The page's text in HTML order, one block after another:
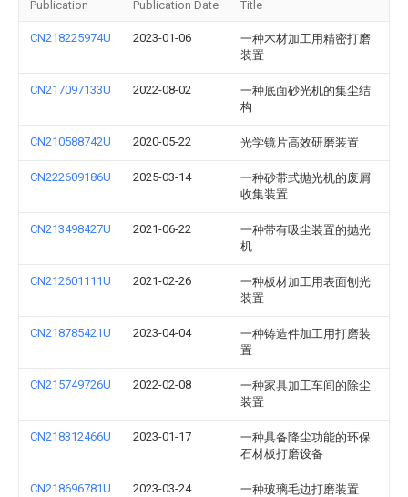
Publication Publication Date Title
CN218225974U 2023-01-06
一种木材加工用精密打磨
装置
CN217097133U 2022-08-02
一种底面砂光机的集尘结
构
CN210588742U 2020-05-22 光学镜片高效研磨装置
CN222609186U 2025-03-14
一种砂带式抛光机的废屑
收集装置
CN213498427U 2021-06-22
一种带有吸尘装置的抛光
机
CN212601111U 2021-02-26
一种板材加工用表面刨光
装置
CN218785421U 2023-04-04
一种铸造件加工用打磨装
置
CN215749726U 2022-02-08
一种家具加工车间的除尘
装置
CN218312466U 2023-01-17
一种具备降尘功能的环保
石材板打磨设备
CN218696781U 2023-03-24 一种玻璃毛边打磨装置